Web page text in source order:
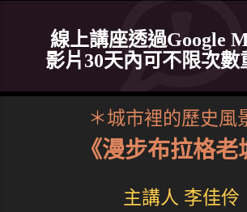
線上講座透過Google
影片30天內可不限次數
＊城市裡的歷史風
《漫步布拉格老
主講人 李佳伶